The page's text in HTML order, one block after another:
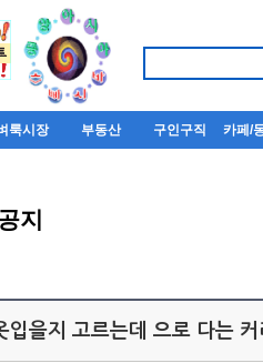
룩시장 부동산 구인구직 카페/
지
입을지 고르는데 으로 다는